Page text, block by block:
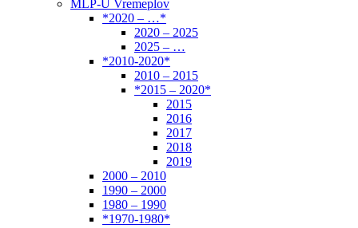
MLP-U Vremeplov
*2020 – …*
2020 – 2025
2025 – …
*2010-2020*
2010 – 2015
*2015 – 2020*
2015
2016
2017
2018
2019
2000 – 2010
1990 – 2000
1980 – 1990
*1970-1980*